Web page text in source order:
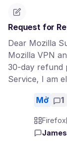
Request for
Dear Mozilla
Mozilla VPN
30-day refund
Service, I am
Mở 1
Firefox
James